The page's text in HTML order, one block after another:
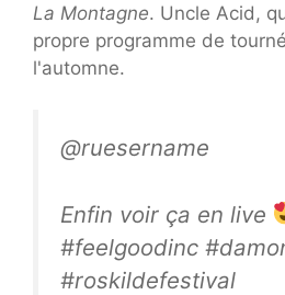
La Montagne. Uncle Acid,
propre programme de
l'automne.
@ruesername
Enfin voir ça en live
#feelgoodinc
#roskildefestival